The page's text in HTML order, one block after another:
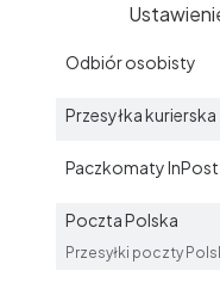
Odbiór osobisty
Przesyłka kurierska
Paczkomaty InPost
Poczta Polska
Przesyłki poczty